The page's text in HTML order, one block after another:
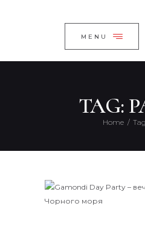
MENU
TAG:
Home
КАТАЛОГ
ПРО
КОНТАКТИ